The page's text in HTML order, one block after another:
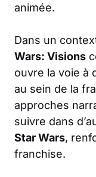
animée.
Dans un
Wars: Visions
ouvre la voie à
au sein de la
approches
suivre dans
Star Wars,
franchise.